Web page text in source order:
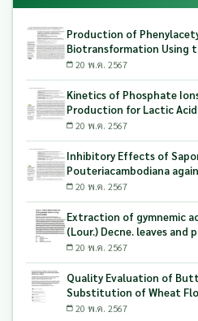
Production of
Biotransformation Using
tropicalis TISTR 5306 and
TISTR 5606 as the
20 พ.ค. 2567
Kinetics of Phosphate
Production for Lactic
Utilizing Milling and
Biopolymer Substrates
20 พ.ค. 2567
Inhibitory Effects of
Pouteriacambodiana
Glucosidase and
20 พ.ค. 2567
Extraction of gymnemic
(Lour.) Decne. leaves
extract using maltodextrin
20 พ.ค. 2567
Quality Evaluation of
Substitution of Wheat
(Glycine Max L.) Okara
20 พ.ค. 2567